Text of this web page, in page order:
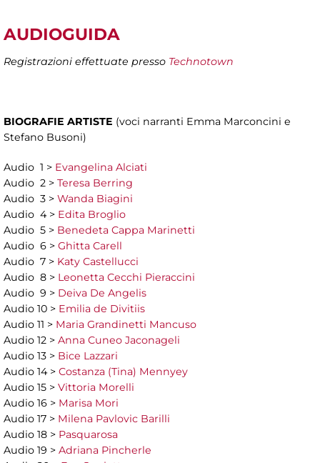
AUDIOGUIDA
Registrazioni effettuate presso Technotown
BIOGRAFIE ARTISTE (voci narranti Emma Marconcini e
Stefano Busoni)
Audio 1 > Evangelina Alciati
Audio 2 > Teresa Berring
Audio 3 > Wanda Biagini
Audio 4 > Edita Broglio
Audio 5 > Benedeta Cappa Marinetti
Audio 6 > Ghitta Carell
Audio 7 > Katy Castellucci
Audio 8 > Leonetta Cecchi Pieraccini
Audio 9 > Deiva De Angelis
Audio 10 > Emilia de Divitiis
Audio 11 > Maria Grandinetti Mancuso
Audio 12 > Anna Cuneo Jaconageli
Audio 13 > Bice Lazzari
Audio 14 > Costanza (Tina) Mennyey
Audio 15 > Vittoria Morelli
Audio 16 > Marisa Mori
Audio 17 > Milena Pavlovic Barilli
Audio 18 > Pasquarosa
Audio 19 > Adriana Pincherle